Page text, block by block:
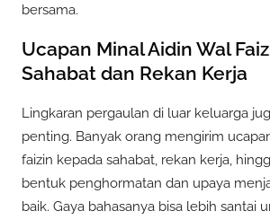
bersama.
Ucapan Minal Aidin Wal
Sahabat dan Rekan Kerja
Lingkaran pergaulan di luar keluarga
penting. Banyak orang mengirim
faizin kepada sahabat, rekan kerja,
bentuk penghormatan dan upaya
baik. Gaya bahasanya bisa lebih santai